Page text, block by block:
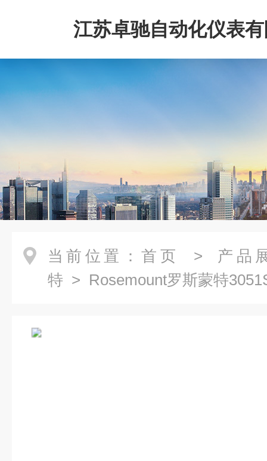
江苏卓驰自动化仪表
当前位置： 首页 > 产品
特 > Rosemount罗斯蒙特